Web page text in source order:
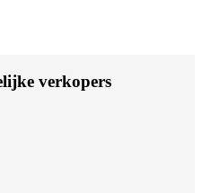
verkopers